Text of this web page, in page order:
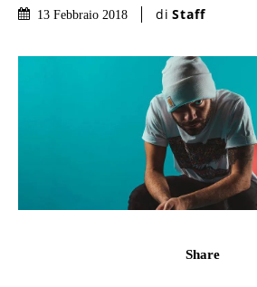
13 Febbraio 2018 di Staff
Share